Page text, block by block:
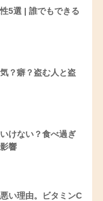
5選 | 誰でもできる
？癖？盗む人と盗
けない？食べ過ぎ
響
い理由。ビタミンC